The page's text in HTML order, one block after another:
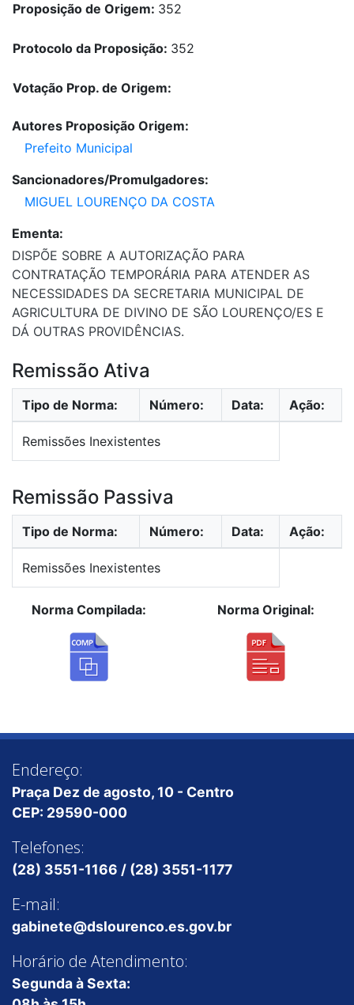
Proposição de Origem: 352
Protocolo da Proposição: 352
Votação Prop. de Origem:
Autores Proposição Origem:
Prefeito Municipal
Sancionadores/Promulgadores:
MIGUEL LOURENÇO DA COSTA
Ementa:
DISPÕE SOBRE A AUTORIZAÇÃO PARA
CONTRATAÇÃO TEMPORÁRIA PARA ATENDER AS
NECESSIDADES DA SECRETARIA MUNICIPAL DE
AGRICULTURA DE DIVINO DE SÃO LOURENÇO/ES E
DÁ OUTRAS PROVIDÊNCIAS.
Remissão Ativa
Tipo de Norma: Número: Data: Ação:
Remissões Inexistentes
Remissão Passiva
Tipo de Norma: Número: Data: Ação:
Remissões Inexistentes
Norma Compilada: Norma Original:
Endereço:
Praça Dez de agosto, 10 - Centro
CEP: 29590-000
Telefones:
(28) 3551-1166 / (28) 3551-1177
E-mail:
gabinete@dslourenco.es.gov.br
Horário de Atendimento:
Segunda à Sexta: